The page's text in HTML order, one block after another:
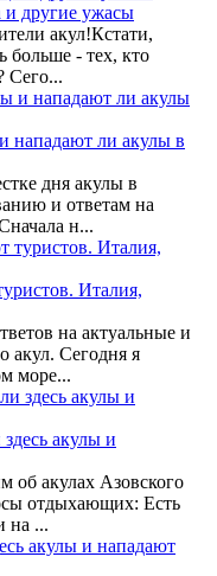
и другие ужасы
акул!Кстати,
больше - тех, кто
Сего...
нападают ли акулы в
дня акулы в
и ответам на
н...
Италия,
на актуальные и
акул. Сегодня я
море...
акулы и
об акулах Азовского
отдыхающих: Есть
на ...